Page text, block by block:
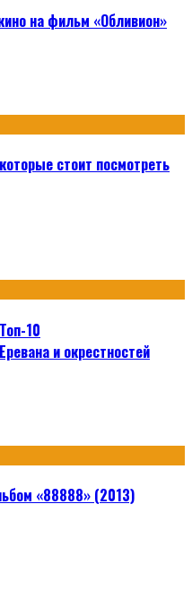
на фильм «Обливион»
стоит посмотреть
10
и окрестностей
«88888» (2013)